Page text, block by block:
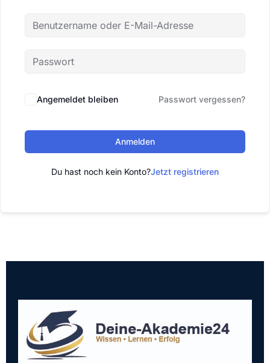
Angemeldet bleiben Passwort vergessen?
Anmelden
Du hast noch kein Konto?Jetzt registrieren